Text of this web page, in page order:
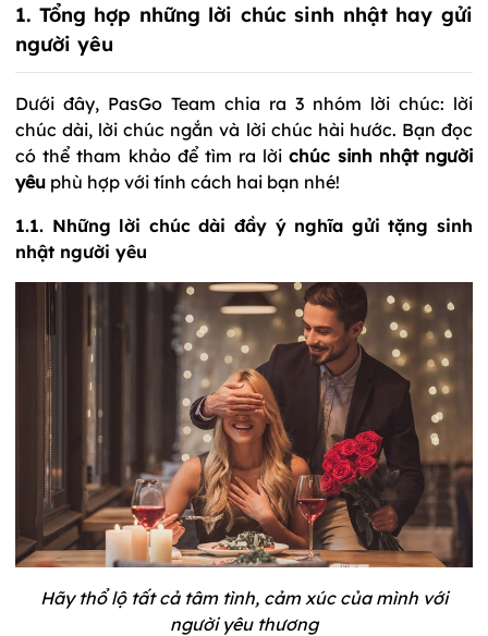
1. Tổng hợp những lời chúc sinh nhật hay gửi
người yêu
Dưới đây, PasGo Team chia ra 3 nhóm lời chúc: lời
chúc dài, lời chúc ngắn và lời chúc hài hước. Bạn đọc
có thể tham khảo để tìm ra lờichúc sinh nhật người
yêu phù hợp với tính cách hai bạn nhé!
1.1. Những lời chúc dài đầy ý nghĩa gửi tặng sinh
nhật người yêu
Hãy thổ lộ tất cả tâm tình, cảm xúc của mình với
người yêu thương